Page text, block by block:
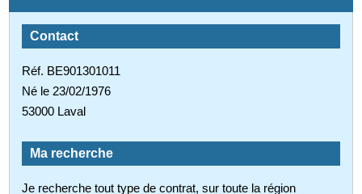
Contact
Réf. BE901301011
Né le 23/02/1976
53000 Laval
Ma recherche
Je recherche tout type de contrat, sur toute la région